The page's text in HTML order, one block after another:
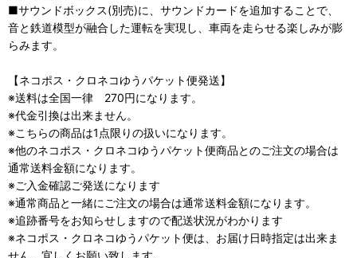
■サウンドボックス(別売)に、サウンドカードを追加することで、
音と鉄道模型が融合した運転を実現し、車両を走らせる楽しみが膨
らみます。
【ネコポス・クロネコゆうパケット便発送】
※送料は全国一律 270円になります。
※代金引換は出来ません。
※こちらの商品は1点限りの扱いになります。
※他のネコポス・クロネコゆうパケット便商品とのご注文の場合は
通常送料金額になります。
※ご入金確認ご発送になります
※通常商品と一緒にご注文の場合は通常送料金額になります。
※追跡番号をお知らせしますので配送状況がわかります
※ネコポス・クロネコゆうパケット便は、お届け日時指定は出来ま
せん。宜しくお願い致します。